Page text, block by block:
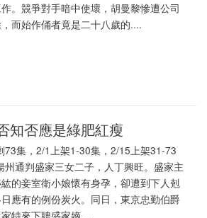
。競爭對手暗中使壞，胡曼黎慘遭公司
而始作俑者竟是二十八歲的....
知否應是綠肥紅瘦
73集，2/1上架1-30集，2/15上架31-73
州通判盛家三女二子，人丁興旺。盛家主
的妾室衛小娘懷有身孕，卻遭到下人剋
應有的例份炭火。同日，東京忠勤伯爵